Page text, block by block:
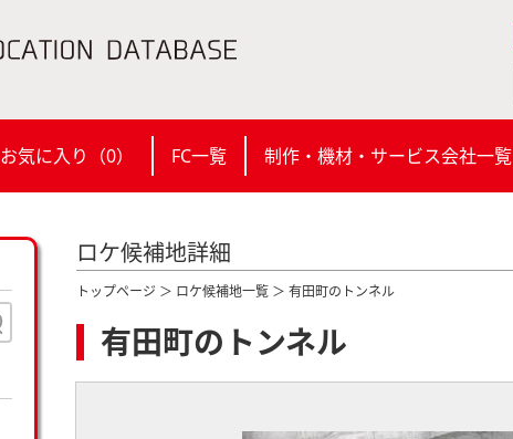
お気に入り（0） FC一覧 制作・機材・サービス会社一覧
ロケ候補地詳細
トップページ ＞ ロケ候補地一覧 ＞ 有田町のトンネル
有田町のトンネル